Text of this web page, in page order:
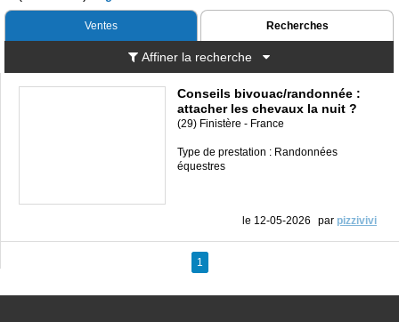
Ventes Recherches
Affiner la recherche
Conseils bivouac/randonnée :
attacher les chevaux la nuit ?
(29) Finistère - France
Type de prestation : Randonnées
équestres
le 12-05-2026 par pizzivivi
1